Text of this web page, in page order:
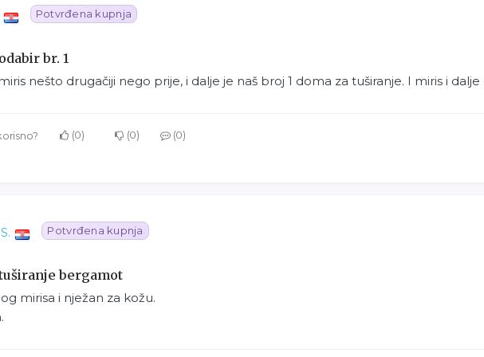
Potvrđena kupnja
br. 1
nešto drugačiji nego prije, i dalje je naš broj 1 doma za tuširanje. I miris i dalje
0 0 0
Potvrđena kupnja
tuširanje bergamot
mirisa i nježan za kožu.